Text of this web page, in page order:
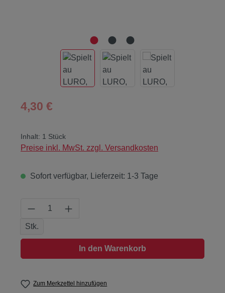
Regulärer Preis:
4,30 €
Inhalt: 1 Stück
Preise inkl. MwSt. zzgl. Versandkosten
Sofort verfügbar, Lieferzeit: 1-3 Tage
Produkt Anzahl: Gib den gewünschten
Stk.
In den Warenkorb
Zum Merkzettel hinzufügen